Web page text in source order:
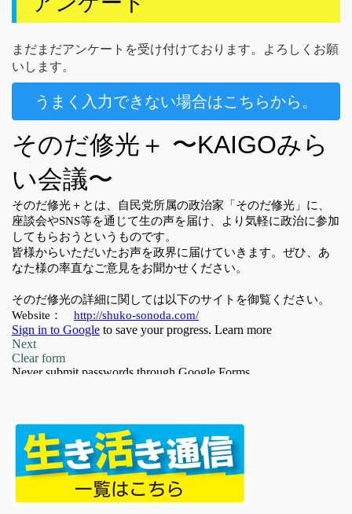
まだまだアンケートを受け付けております。よろしくお願
いします。
うまく入力できない場合はこちらから。